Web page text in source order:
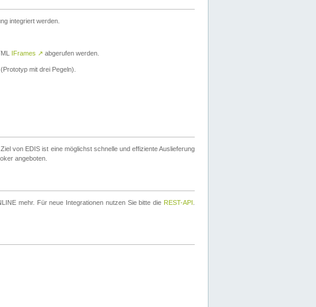
integriert werden.
IFrames ↗ abgerufen werden.
mit drei Pegeln).
von EDIS ist eine möglichst schnelle und effiziente Auslieferung
angeboten.
mehr. Für neue Integrationen nutzen Sie bitte die REST-API